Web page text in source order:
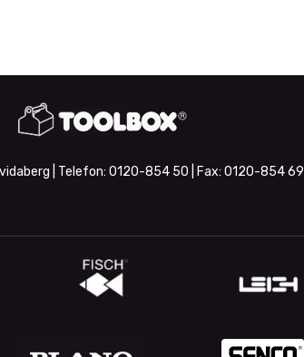
| Telefon: 0120-854 50 | Fax: 0120-854 69